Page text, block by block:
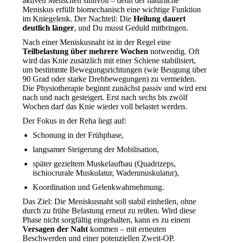
Meniskus erfüllt biomechanisch eine wichtige Funktion
im Kniegelenk. Der Nachteil: Die Heilung dauert
deutlich länger, und Du musst Geduld mitbringen.
Nach einer Meniskusnaht ist in der Regel eine
Teilbelastung über mehrere Wochen notwendig. Oft
wird das Knie zusätzlich mit einer Schiene stabilisiert,
um bestimmte Bewegungsrichtungen (wie Beugung über
90 Grad oder starke Drehbewegungen) zu vermeiden.
Die Physiotherapie beginnt zunächst passiv und wird erst
nach und nach gesteigert. Erst nach sechs bis zwölf
Wochen darf das Knie wieder voll belastet werden.
Der Fokus in der Reha liegt auf:
Schonung in der Frühphase,
langsamer Steigerung der Mobilisation,
später gezieltem Muskelaufbau (Quadrizeps,
ischiocrurale Muskulatur, Wadenmuskulatur),
Koordination und Gelenkwahrnehmung.
Das Ziel: Die Meniskusnaht soll stabil einheilen, ohne
durch zu frühe Belastung erneut zu reißen. Wird diese
Phase nicht sorgfältig eingehalten, kann es zu einem
Versagen der Naht kommen – mit erneuten
Beschwerden und einer potenziellen Zweit-OP.